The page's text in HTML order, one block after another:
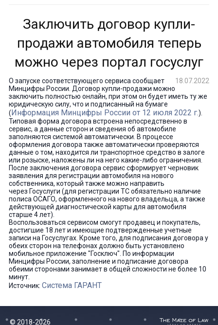
Заключить договор купли-
продажи автомобиля теперь
можно через портал госуслуг
18.07.2022
О запуске соответствующего сервиса сообщает
Минцифры России. Договор купли-продажи можно
заключить полностью онлайн, при этом он будет иметь ту же
юридическую силу, что и подписанный на бумаге
(Информация Минцифры России от 12 июля 2022 г.).
Типовая форма договора встроена непосредственно в
сервис, а данные сторон и сведения об автомобиле
заполняются системой автоматически. В процессе
оформления договора также автоматически проверяются
данные о том, находится ли транспортное средство в залоге
или розыске, наложены ли на него какие-либо ограничения.
После заключения договора сервис сформирует черновик
заявления для регистрации автомобиля на нового
собственника, который также можно направить
через Госуслуги (для регистрации ТС обязательно наличие
полиса ОСАГО, оформленного на нового владельца, а также
действующей диагностической карты для автомобиля
старше 4 лет).
Воспользоваться сервисом смогут продавец и покупатель,
достигшие 18 лет и имеющие подтвержденные учетные
записи на Госуслугах. Кроме того, для подписания договора у
обеих сторон на телефонах должно быть установлено
мобильное приложение "Госключ". По информации
Минцифры России, заполнение и подписание договора
обеими сторонами занимает в общей сложности не более 10
минут.
Источник: Система ГАРАНТ
© 2018-2026